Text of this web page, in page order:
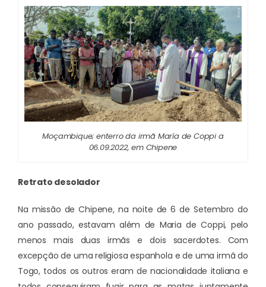
Moçambique; enterro da irmã María de Coppi a
06.09.2022, em Chipene
Retrato desolador
Na missão de Chipene, na noite de 6 de Setembro do
ano passado, estavam além de Maria de Coppi, pelo
menos mais duas irmãs e dois sacerdotes. Com
excepção de uma religiosa espanhola e de uma irmã do
Togo, todos os outros eram de nacionalidade italiana e